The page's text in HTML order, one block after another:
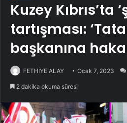
Kuzey Kıbrıs’ta
tartışması:
başkanına
FETHİYE ALAY Ocak 7, 2023
2 dakika okuma süresi